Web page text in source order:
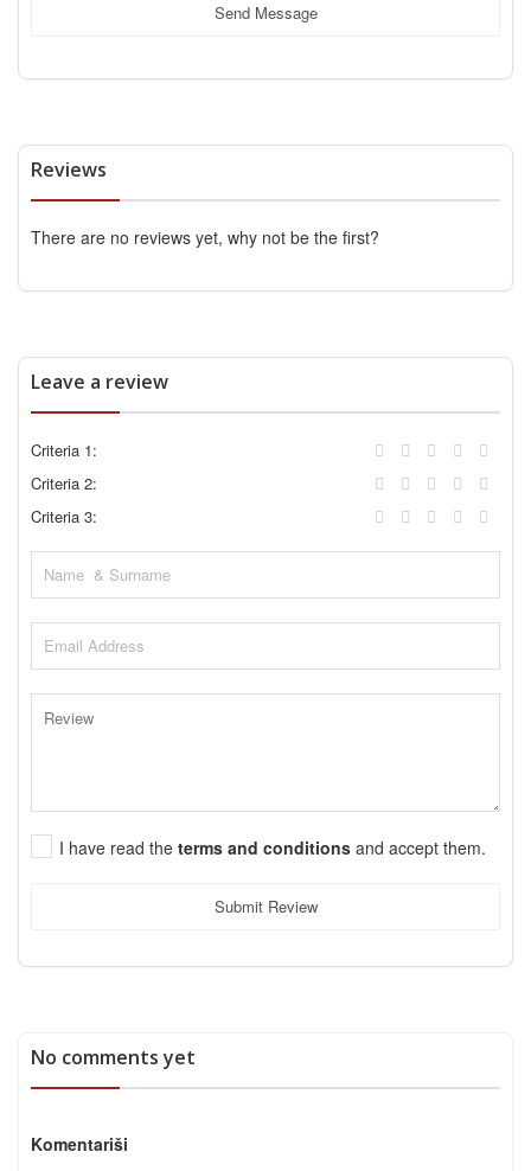
Send Message
Reviews
There are no reviews yet, why not be the first?
Leave a review
Criteria 1:
Criteria 2:
Criteria 3:
I have read the terms and conditions and accept them.
Submit Review
No comments yet
Komentariši